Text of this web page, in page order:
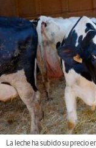
La leche ha subido su precio